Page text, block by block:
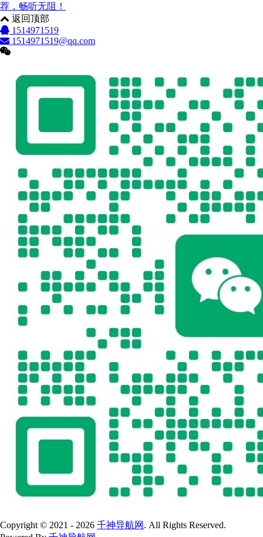
荐，畅听无阻！
返回顶部
1514971519
1514971519@qq.com
Copyright © 2021 - 2026 千神导航网 . All Rights Reserved.